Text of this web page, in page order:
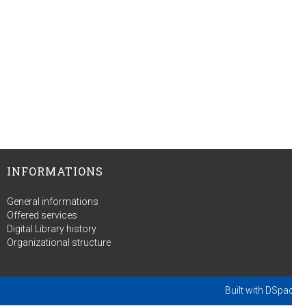
INFORMATIONS
General informations
Offered services
Digital Library history
Organizational structure
Built with